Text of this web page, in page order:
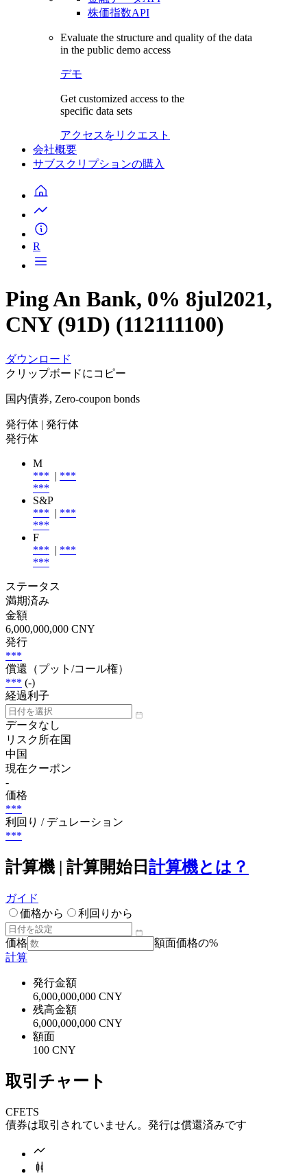
株価指数API
Evaluate the structure and quality of the data
in the public demo access
デモ
Get customized access to the
specific data sets
アクセスをリクエスト
会社概要
サブスクリプションの購入
R
Ping An Bank, 0% 8jul2021,
CNY (91D) (112111100)
ダウンロード
クリップボードにコピー
国内債券, Zero-coupon bonds
発行体 | 発行体
発行体
M
*** | ***
***
S&P
*** | ***
***
F
*** | ***
***
ステータス
満期済み
金額
6,000,000,000 CNY
発行
***
償還（プット/コール権）
*** (-)
経過利子
データなし
リスク所在国
中国
現在クーポン
-
価格
***
利回り / デュレーション
***
計算機 | 計算開始日 計算機とは？
ガイド
価格から
利回りから
価格
額面価格の%
計算
発行金額
6,000,000,000 CNY
残高金額
6,000,000,000 CNY
額面
100 CNY
取引チャート
CFETS
債券は取引されていません。発行は償還済みです